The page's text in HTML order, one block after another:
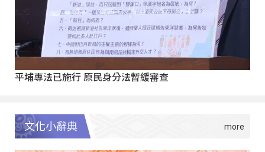
平埔專法已施行 原民身分法暫緩審查
文化小辭典